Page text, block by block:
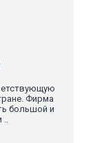
Фирма
большой и
..